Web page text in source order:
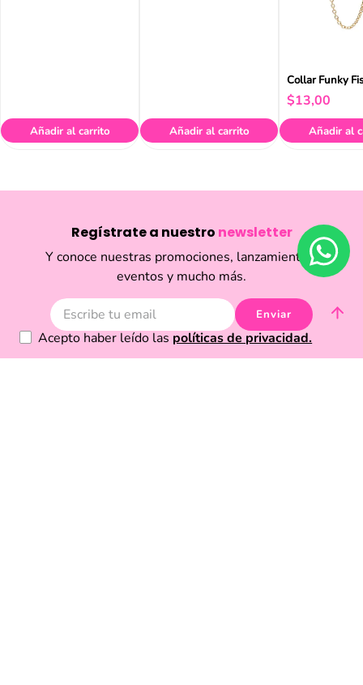
Añadir al carrito Añadir al carrito
Collar Funky
$13,00
Añadir al
Regístrate a nuestro newsletter
Y conoce nuestras promociones, lanzamientos,
eventos y mucho más.
Enviar
Acepto haber leído las políticas de privacidad.